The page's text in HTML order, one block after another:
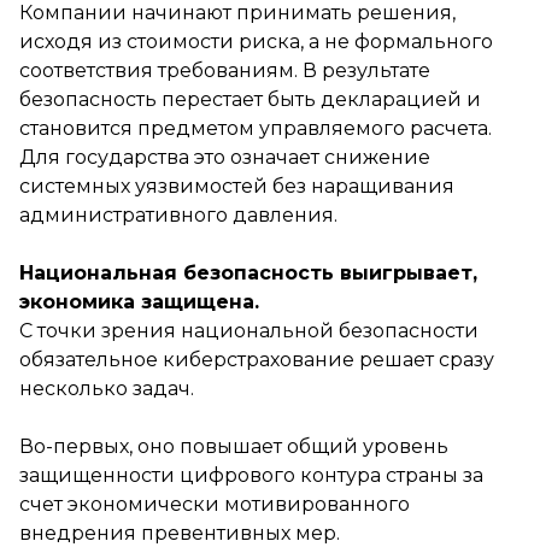
Компании начинают принимать решения,
исходя из стоимости риска, а не формального
соответствия требованиям. В результате
безопасность перестает быть декларацией и
становится предметом управляемого расчета.
Для государства это означает снижение
системных уязвимостей без наращивания
административного давления.
Национальная безопасность выигрывает,
экономика защищена.
С точки зрения национальной безопасности
обязательное киберстрахование решает сразу
несколько задач.
Во-первых, оно повышает общий уровень
защищенности цифрового контура страны за
счет экономически мотивированного
внедрения превентивных мер.